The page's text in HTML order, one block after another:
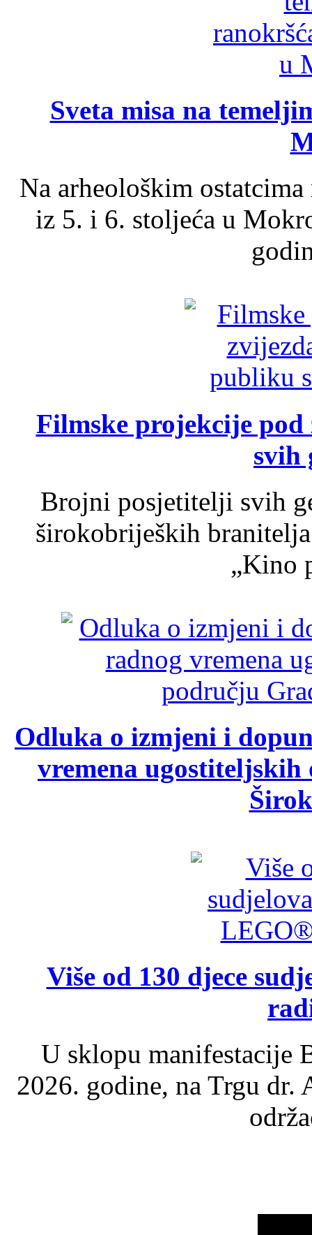
Sveta misa na
Na arheološkim
iz 5. i 6. stoljeća u
Filmske projekcije
svih
Brojni posjetitelji svih
širokobrijeških
„Kino
Odluka o izmjeni i
vremena
Više od 130 djece
U sklopu manifestacije
2026. godine, na Trgu dr.